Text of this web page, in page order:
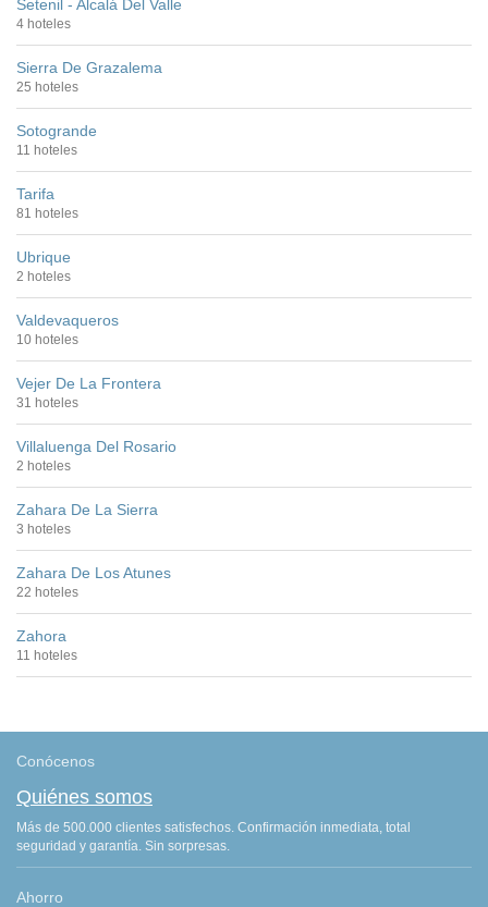
Setenil - Alcalá Del Valle
4 hoteles
Sierra De Grazalema
25 hoteles
Sotogrande
11 hoteles
Tarifa
81 hoteles
Ubrique
2 hoteles
Valdevaqueros
10 hoteles
Vejer De La Frontera
31 hoteles
Villaluenga Del Rosario
2 hoteles
Zahara De La Sierra
3 hoteles
Zahara De Los Atunes
22 hoteles
Zahora
11 hoteles
Conócenos
Quiénes somos
Más de 500.000 clientes satisfechos. Confirmación inmediata, total
seguridad y garantía. Sin sorpresas.
Ahorro